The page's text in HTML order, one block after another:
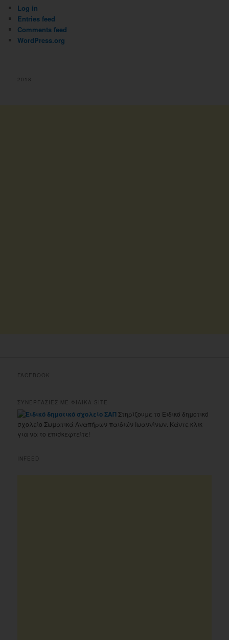
Log in
Entries feed
Comments feed
WordPress.org
2018
FACEBOOK
ΣΥΝΕΡΓΑΣΙΕΣ ΜΕ ΦΙΛΙΚΑ SITE
Στηρίζουμε το Ειδικό δημοτικό
σχολείο Σωματικά Αναπήρων παιδιών Ιωαννίνων. Κάντε κλικ
για να το επισκεφτείτε!
INFEED